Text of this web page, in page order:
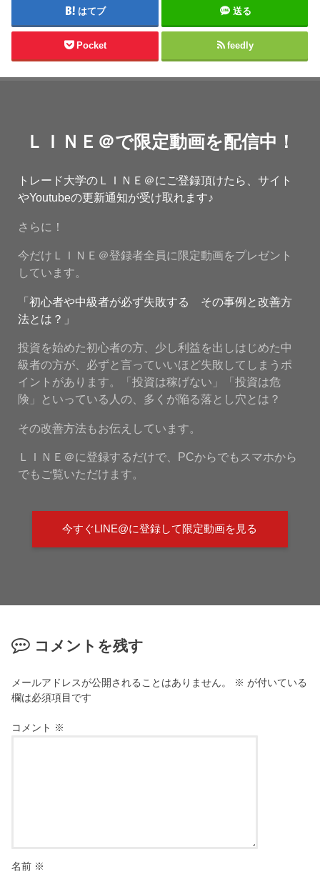
はてブ 送る
Pocket feedly
ＬＩＮＥ＠で限定動画を配信中！
トレード大学のＬＩＮＥ＠にご登録頂けたら、サイト
やYoutubeの更新通知が受け取れます♪
さらに！
今だけＬＩＮＥ＠登録者全員に限定動画をプレゼント
しています。
「初心者や中級者が必ず失敗する その事例と改善方
法とは？」
投資を始めた初心者の方、少し利益を出しはじめた中
級者の方が、必ずと言っていいほど失敗してしまうポ
イントがあります。「投資は稼げない」「投資は危
険」といっている人の、多くが陥る落とし穴とは？
その改善方法もお伝えしています。
ＬＩＮＥ＠に登録するだけで、PCからでもスマホから
でもご覧いただけます。
今すぐLINE@に登録して限定動画を見る
コメントを残す
メールアドレスが公開されることはありません。 ※ が付いている
欄は必須項目です
コメント ※
名前 ※